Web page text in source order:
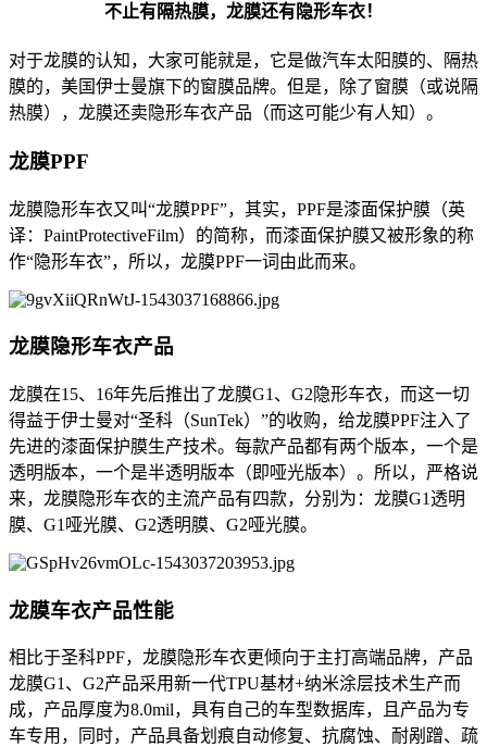
不止有隔热膜，龙膜还有隐形车衣！
对于龙膜的认知，大家可能就是，它是做汽车太阳膜的、隔热
膜的，美国伊士曼旗下的窗膜品牌。但是，除了窗膜（或说隔
热膜），龙膜还卖隐形车衣产品（而这可能少有人知）。
龙膜PPF
龙膜隐形车衣又叫“龙膜PPF”，其实，PPF是漆面保护膜（英
译：PaintProtectiveFilm）的简称，而漆面保护膜又被形象的称
作“隐形车衣”，所以，龙膜PPF一词由此而来。
龙膜隐形车衣产品
龙膜在15、16年先后推出了龙膜G1、G2隐形车衣，而这一切
得益于伊士曼对“圣科（SunTek）”的收购，给龙膜PPF注入了
先进的漆面保护膜生产技术。每款产品都有两个版本，一个是
透明版本，一个是半透明版本（即哑光版本）。所以，严格说
来，龙膜隐形车衣的主流产品有四款，分别为：龙膜G1透明
膜、G1哑光膜、G2透明膜、G2哑光膜。
龙膜车衣产品性能
相比于圣科PPF，龙膜隐形车衣更倾向于主打高端品牌，产品
龙膜G1、G2产品采用新一代TPU基材+纳米涂层技术生产而
成，产品厚度为8.0mil，具有自己的车型数据库，且产品为专
车专用，同时，产品具备划痕自动修复、抗腐蚀、耐剐蹭、疏